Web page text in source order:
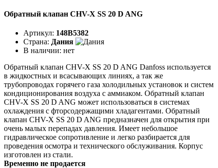
Обратный клапан CHV-X SS 20 D ANG
Артикул: 148B5382
Страна: Дания
В наличии: нет
Обратный клапан CHV-X SS 20 D ANG Danfoss используется
в жидкостных и всасывающих линиях, а так же
трубопроводах горячего газа холодильных установок и систем
кондиционирования воздуха с аммиаком. Обратный клапан
CHV-X SS 20 D ANG может использоваться в системах
охлаждения с фторсодержащими хладагентами. Обратный
клапан CHV-X SS 20 D ANG предназначен для открытия при
очень малых перепадах давления. Имеет небольшое
гидравлическое сопротивление и легко разбирается для
проведения осмотра и технического обслуживания. Корпус
изготовлен из стали.
Временно не продается